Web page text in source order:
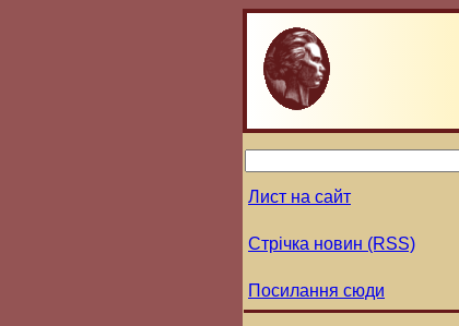
Лист на сайт
Стрічка новин (RSS)
Посилання сюди